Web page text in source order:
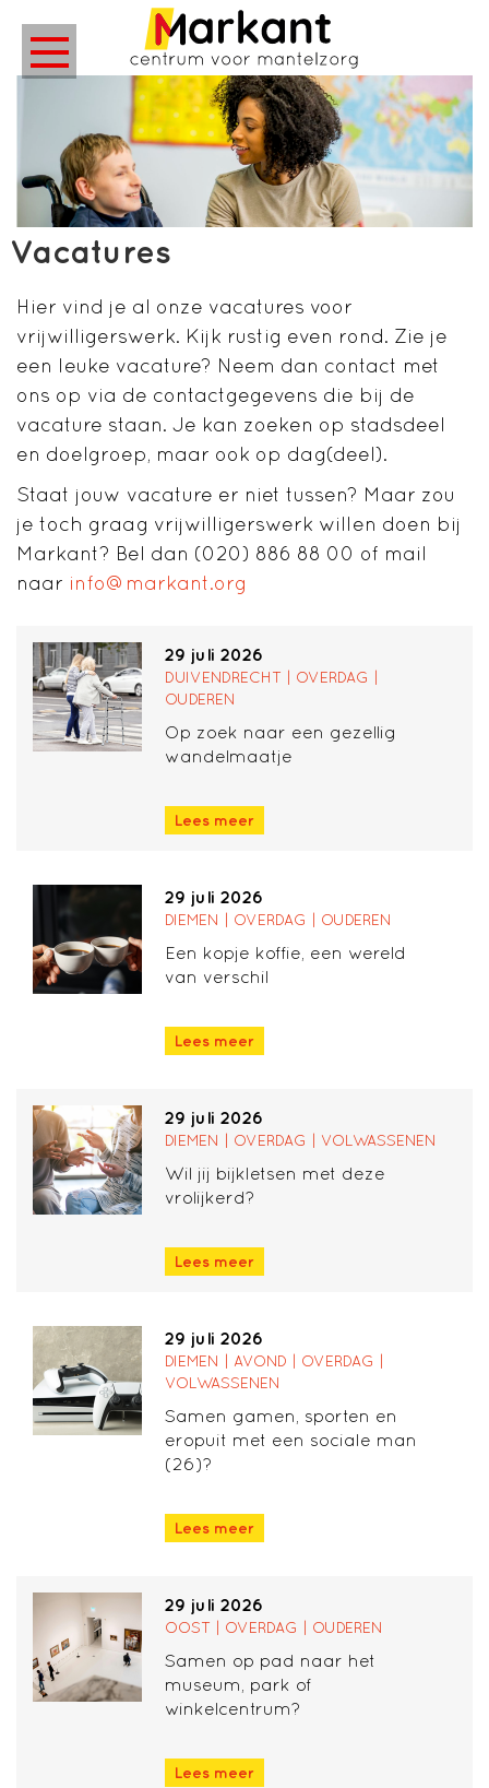
Vacatures
Hier vind je al onze vacatures voor
vrijwilligerswerk. Kijk rustig even rond. Zie je
een leuke vacature? Neem dan contact met
ons op via de contactgegevens die bij de
vacature staan. Je kan zoeken op stadsdeel
en doelgroep, maar ook op dag(deel).
Staat jouw vacature er niet tussen? Maar zou
je toch graag vrijwilligerswerk willen doen bij
Markant? Bel dan (020) 886 88 00 of mail
naar info@markant.org
29 juli 2026
DUIVENDRECHT | OVERDAG |
OUDEREN
Op zoek naar een gezellig
wandelmaatje
Lees meer
29 juli 2026
DIEMEN | OVERDAG | OUDEREN
Een kopje koffie, een wereld
van verschil
Lees meer
29 juli 2026
DIEMEN | OVERDAG | VOLWASSENEN
Wil jij bijkletsen met deze
vrolijkerd?
Lees meer
29 juli 2026
DIEMEN | AVOND | OVERDAG |
VOLWASSENEN
Samen gamen, sporten en
eropuit met een sociale man
(26)?
Lees meer
29 juli 2026
OOST | OVERDAG | OUDEREN
Samen op pad naar het
museum, park of
winkelcentrum?
Lees meer